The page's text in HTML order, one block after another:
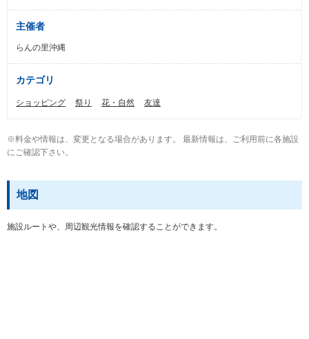
主催者
らんの里沖縄
カテゴリ
ショッピング 祭り 花・自然 友達
※料金や情報は、変更となる場合があります。 最新情報は、ご利用前に各施設
にご確認下さい。
地図
施設ルートや、周辺観光情報を確認することができます。